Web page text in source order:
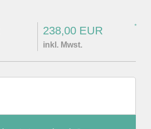
238,00 EUR *
inkl. Mwst.